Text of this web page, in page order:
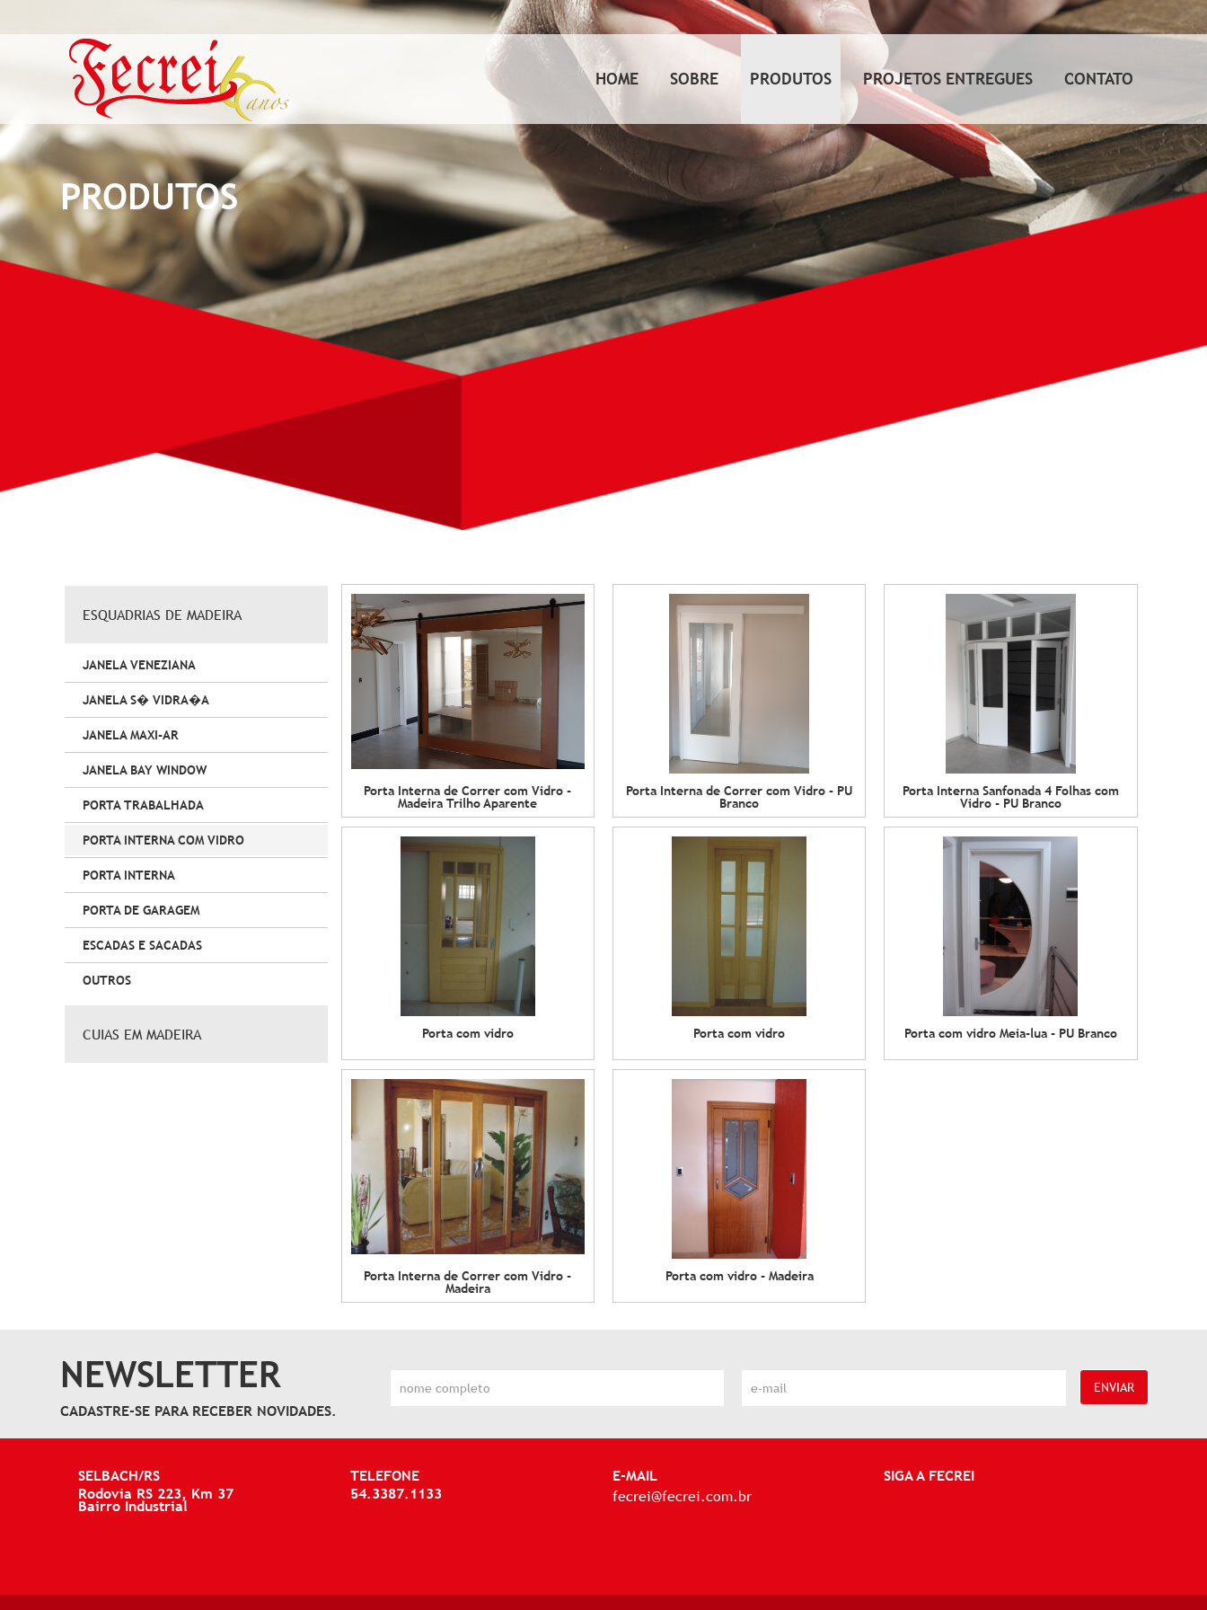
HOME SOBRE PRODUTOS PROJETOS ENTREGUES CONTATO
PRODUTOS
ESQUADRIAS DE MADEIRA
JANELA VENEZIANA
JANELA S� VIDRA�A
JANELA MAXI-AR
JANELA BAY WINDOW
PORTA TRABALHADA
PORTA INTERNA COM VIDRO
PORTA INTERNA
PORTA DE GARAGEM
ESCADAS E SACADAS
OUTROS
CUIAS EM MADEIRA
Porta Interna de Correr com Vidro -
Madeira Trilho Aparente
Porta Interna de Correr com Vidro - PU
Branco
Porta Interna Sanfonada 4 Folhas com
Vidro - PU Branco
Porta com vidro Porta com vidro Porta com vidro Meia-lua - PU Branco
Porta Interna de Correr com Vidro -
Madeira
Porta com vidro - Madeira
NEWSLETTER
CADASTRE-SE PARA RECEBER NOVIDADES.
ENVIAR
SELBACH/RS
Rodovia RS 223, Km 37
Bairro Industrial
TELEFONE
54.3387.1133
E-MAIL
fecrei@fecrei.com.br
SIGA A FECREI